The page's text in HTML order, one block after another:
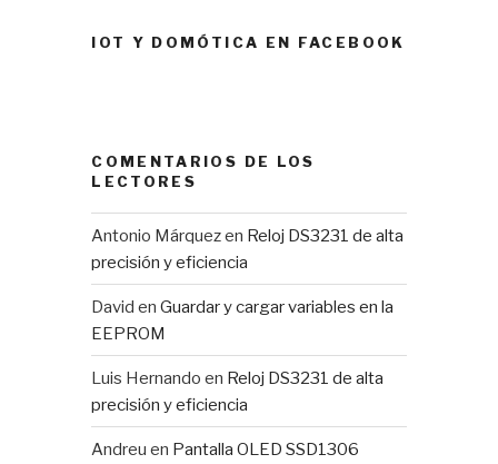
IOT Y DOMÓTICA EN FACEBOOK
COMENTARIOS DE LOS
LECTORES
Antonio Márquezen Reloj DS3231 de alta
precisión y eficiencia
David enGuardar y cargar variables en la
EEPROM
Luis Hernando en Reloj DS3231 de alta
precisión y eficiencia
Andreu en Pantalla OLED SSD1306